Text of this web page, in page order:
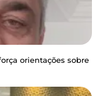
orientações sobre